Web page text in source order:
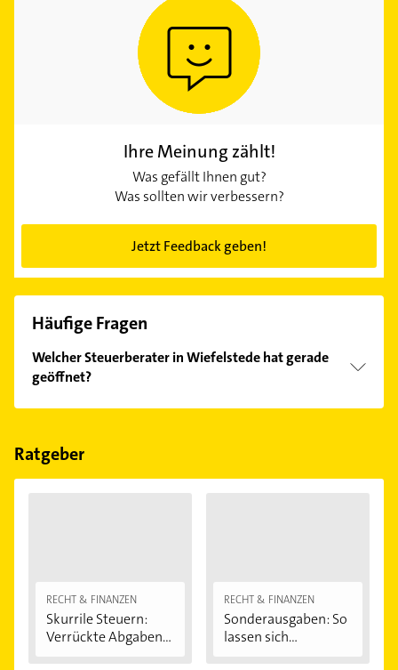
Ihre Meinung zählt!
Was gefällt Ihnen gut?
Was sollten wir verbessern?
Jetzt Feedback geben!
Häufige Fragen
Welcher Steuerberater in Wiefelstede hat gerade
geöffnet?
Im Anbieter-Bereich finden Sie alleÖffnungszeiten.
Feiertagen abweichen können.
Ratgeber
RECHT & FINANZEN
Skurrile Steuern:
Verrückte Abgaben...
RECHT & FINANZEN
Sonderausgaben: So
lassen sich...